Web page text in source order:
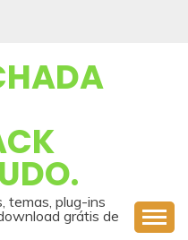
temas, plug-ins
grátis de